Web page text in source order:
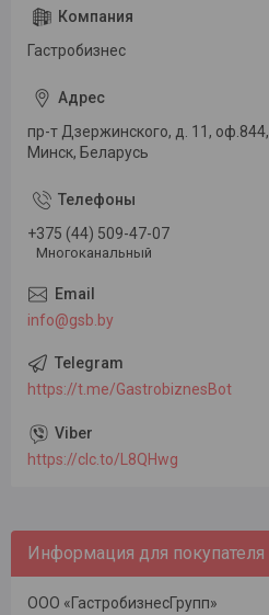
Гастробизнес
пр-т Дзержинского, д. 11, оф.844,
Минск, Беларусь
+375 (44) 509-47-07
Многоканальный
info@gsb.by
https://t.me/GastrobiznesBot
https://clc.to/L8QHwg
Информация для покупателя
ООО «ГастробизнесГрупп»